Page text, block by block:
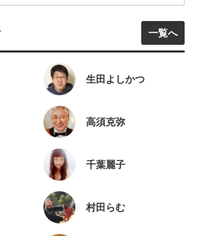
一覧へ
生田よしかつ
高須克弥
千葉麗子
村田らむ